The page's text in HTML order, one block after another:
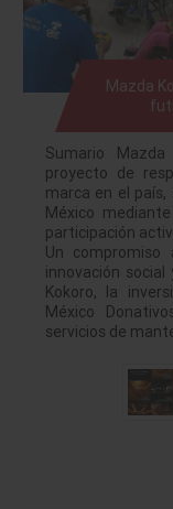
Mazda
Sumario
proyecto de
marca en el
México
participación
Un
innovación
Kokoro, la
México
servicios de